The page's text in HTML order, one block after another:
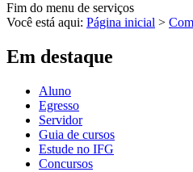
Fim do menu de serviços
Você está aqui: Página inicial >
Em destaque
Aluno
Egresso
Servidor
Guia de cursos
Estude no IFG
Concursos